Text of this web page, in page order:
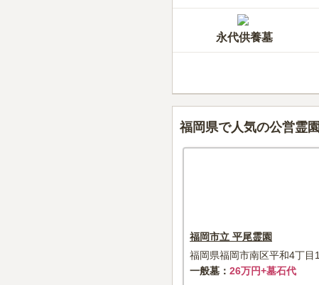
永代供養墓
福岡県で人気の公営霊園
福岡市立 平尾霊園
福岡県福岡市南区平和4丁目
一般墓
26万円+墓石代